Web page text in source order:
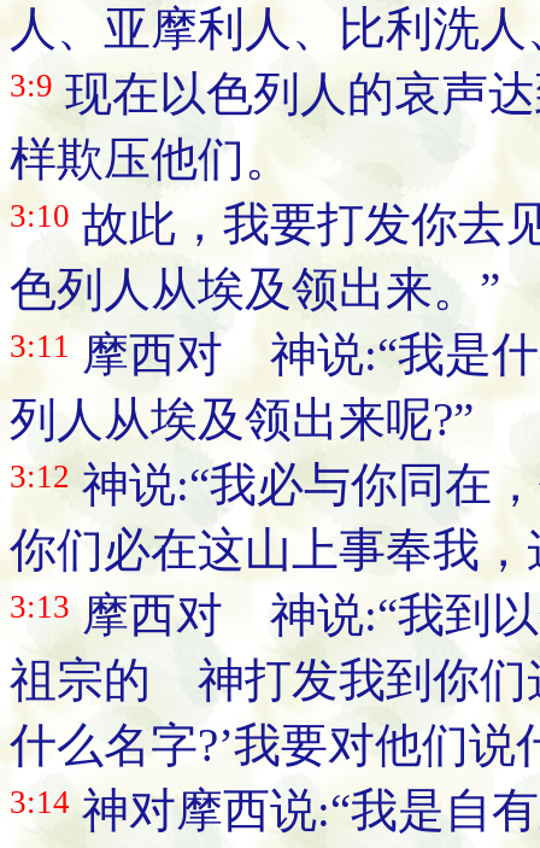
人、亚摩利人、比利洗
3:9现在以色列人的哀声
样欺压他们。
3:10 故此，我要打发你去
色列人从埃及领出来。”
3:11 摩西对 神说:“我是
列人从埃及领出来呢?”
3:12 神说:“我必与你同在
你们必在这山上事奉我
3:13摩西对 神说:“我到以
祖宗的 神打发我到你们
什么名字?’我要对他们说
3:14神对摩西说:“我是自